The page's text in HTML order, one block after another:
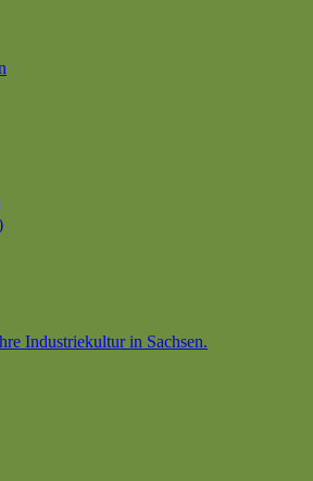
Industriekultur in Sachsen.